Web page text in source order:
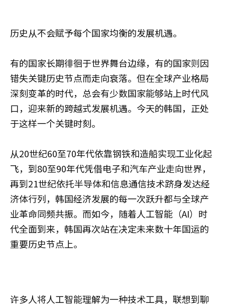
历史从不会赋予每个国家均衡的发展机遇。
有的国家长期徘徊于世界舞台边缘，有的国家则因
错失关键历史节点而走向衰落。但在全球产业格局
深刻变革的时代，总会有少数国家能够站上时代风
口，迎来新的跨越式发展机遇。今天的韩国，正处
于这样一个关键时刻。
从20世纪60至70年代依靠钢铁和造船实现工业化起
飞，到80至90年代凭借电子和汽车产业走向世界，
再到21世纪依托半导体和信息通信技术跻身发达经
济体行列，韩国经济发展的每一次跃升都与全球产
业革命同频共振。而如今，随着人工智能（AI）时
代全面到来，韩国再次站在决定未来数十年国运的
重要历史节点上。
许多人将人工智能理解为一种技术工具，联想到聊